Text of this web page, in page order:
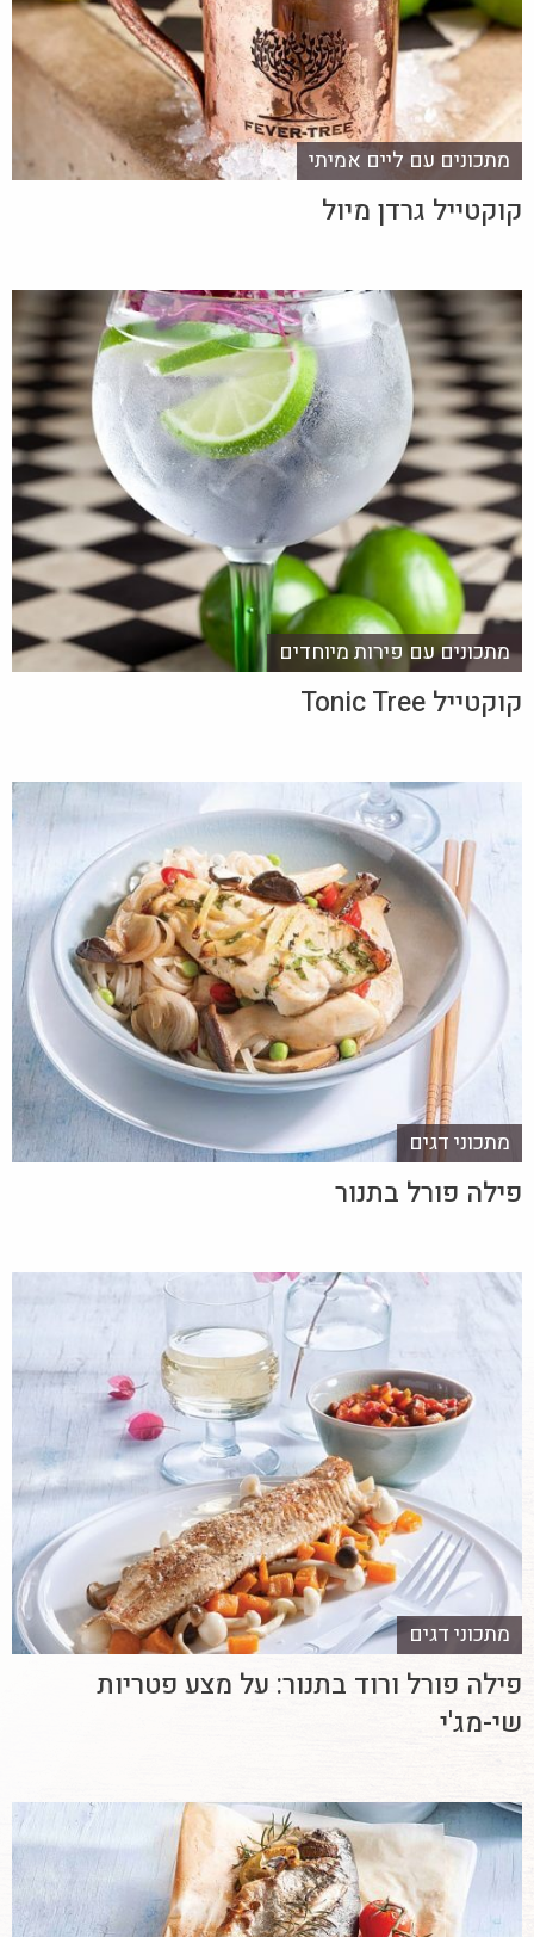
מתכונים עם ליים אמיתי
קוקטייל גרדן מיול
מתכונים עם פירות מיוחדים
קוקטייל Tonic Tree
מתכוני דגים
פילה פורל בתנור
מתכוני דגים
פילה פורל ורוד בתנור: על מצע פטריות
שי-מג'י